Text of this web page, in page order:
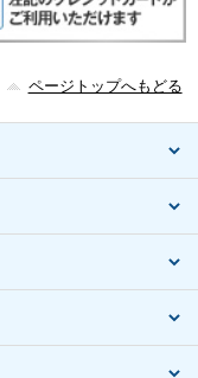
ページトップへもどる